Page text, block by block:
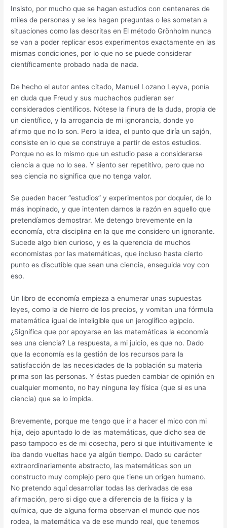
Insisto, por mucho que se hagan estudios con centenares de
miles de personas y se les hagan preguntas o les sometan a
situaciones como las descritas en El método Grönholm nunca
se van a poder replicar esos experimentos exactamente en las
mismas condiciones, por lo que no se puede considerar
científicamente probado nada de nada.
De hecho el autor antes citado, Manuel Lozano Leyva, ponía
en duda que Freud y sus muchachos pudieran ser
considerados científicos. Nótese la finura de la duda, propia de
un científico, y la arrogancia de mi ignorancia, donde yo
afirmo que no lo son. Pero la idea, el punto que diría un sajón,
consiste en lo que se construye a partir de estos estudios.
Porque no es lo mismo que un estudio pase a considerarse
ciencia a que no lo sea. Y siento ser repetitivo, pero que no
sea ciencia no significa que no tenga valor.
Se pueden hacer “estudios” y experimentos por doquier, de lo
más inopinado, y que intenten darnos la razón en aquello que
pretendíamos demostrar. Me detengo brevemente en la
economía, otra disciplina en la que me considero un ignorante.
Sucede algo bien curioso, y es la querencia de muchos
economistas por las matemáticas, que incluso hasta cierto
punto es discutible que sean una ciencia, enseguida voy con
eso.
Un libro de economía empieza a enumerar unas supuestas
leyes, como la de hierro de los precios, y vomitan una fórmula
matemática igual de inteligible que un jeroglífico egipcio.
¿Significa que por apoyarse en las matemáticas la economía
sea una ciencia? La respuesta, a mi juicio, es que no. Dado
que la economía es la gestión de los recursos para la
satisfacción de las necesidades de la población su materia
prima son las personas. Y éstas pueden cambiar de opinión en
cualquier momento, no hay ninguna ley física (que si es una
ciencia) que se lo impida.
Brevemente, porque me tengo que ir a hacer el mico con mi
hija, dejo apuntado lo de las matemáticas, que dicho sea de
paso tampoco es de mi cosecha, pero si que intuitivamente le
iba dando vueltas hace ya algún tiempo. Dado su carácter
extraordinariamente abstracto, las matemáticas son un
constructo muy complejo pero que tiene un origen humano.
No pretendo aquí desarrollar todas las derivadas de esa
afirmación, pero si digo que a diferencia de la física y la
química, que de alguna forma observan el mundo que nos
rodea, la matemática va de ese mundo real, que tenemos